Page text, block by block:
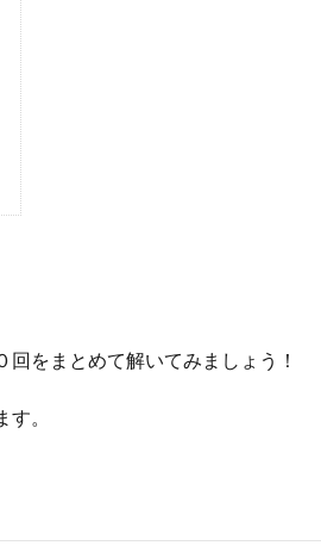
をまとめて解いてみましょう！
。